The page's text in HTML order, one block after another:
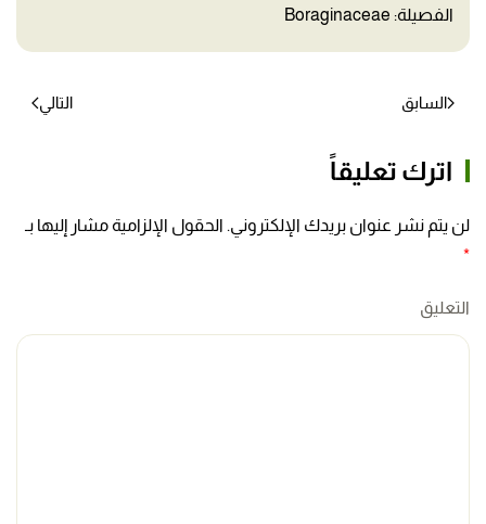
الفصيلة: Boraginaceae
السابق التالي
اترك تعليقاً
لن يتم نشر عنوان بريدك الإلكتروني. الحقول الإلزامية مشار إليها بـ
*
التعليق